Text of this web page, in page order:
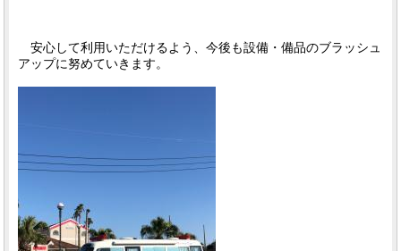
安心して利用いただけるよう、今後も設備・備品のブラッシュ
アップに努めていきます。